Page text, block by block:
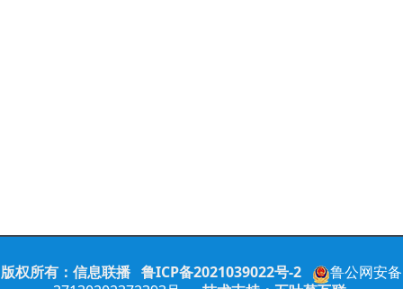
版权所有： 信息联播 鲁ICP备2021039022号-2
鲁公网安备